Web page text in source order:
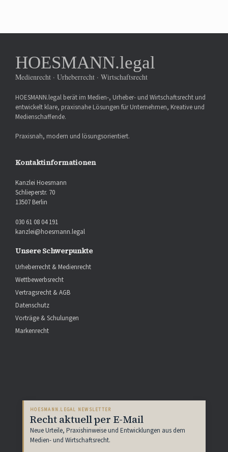
HOESMANN.legal
Medienrecht · Urheberrecht · Wirtschaftsrecht
HOESMANN.legal berät im Medien-, Urheber- und Wirtschaftsrecht und
entwickelt klare, praxisnahe Lösungen für Unternehmen, Kreative und
Medienschaffende.
Praxisnah, modern und lösungsorientiert.
Kontaktinformationen
Kanzlei Hoesmann
Schlieperstr. 70
13507 Berlin
030 61 08 04 191
kanzlei@hoesmann.legal
Unsere Schwerpunkte
Urheberrecht & Medienrecht
Wettbewerbsrecht
Vertragsrecht & AGB
Datenschutz
Vorträge & Schulungen
Markenrecht
HOESMANN.LEGAL NEWSLETTER
Recht aktuell per E-Mail
Neue Urteile, Praxishinweise und Entwicklungen aus dem
Medien- und Wirtschaftsrecht.